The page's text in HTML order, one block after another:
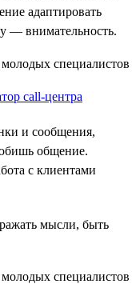
адаптировать
— внимательность.
call-центра
и сообщения,
общение.
с клиентами
мысли, быть